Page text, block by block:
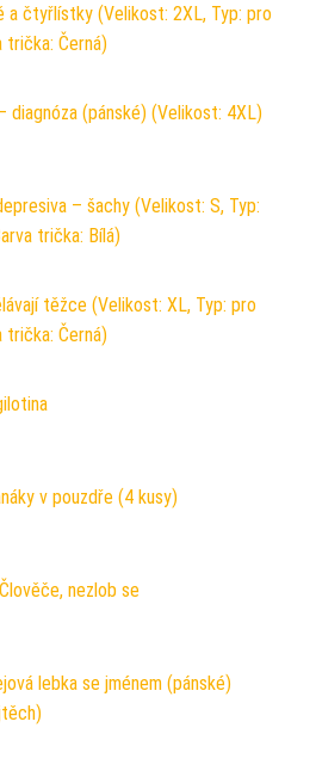
a čtyřlístky (Velikost: 2XL, Typ: pro
trička: Černá)
diagnóza (pánské) (Velikost: 4XL)
– šachy (Velikost: S, Typ:
trička: Bílá)
těžce (Velikost: XL, Typ: pro
trička: Černá)
v pouzdře (4 kusy)
nezlob se
lebka se jménem (pánské)